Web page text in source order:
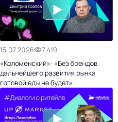
15.07.2026
7 419
«Коломенский»: «Без брендов
дальнейшего развития рынка
готовой еды не будет»